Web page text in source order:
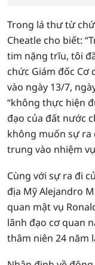
Trong lá thư từ
Cheatle cho biết:
tim nặng trĩu, tôi
chức Giám đốc Cơ
vào ngày 13/7,
“không thực hiện
đạo của đất nước
không muốn sự ra
trung vào nhiệm
Cùng với sự ra đi
địa Mỹ Alejandro
quan mật vụ
lãnh đạo cơ quan
thâm niên 24 năm